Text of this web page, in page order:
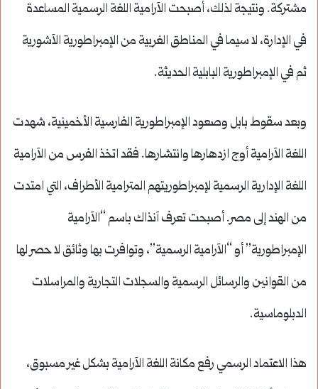
مشتركة. ونتيجة لذلك، أصبحت الآرامية اللغة الرسمية المساعدة
في الإدارة، لا سيما في المناطق الغربية من الإمبراطورية الآشورية
ثم في الإمبراطورية البابلية الحديثة.
وبعد سقوط بابل وصعود الإمبراطورية الفارسية الأخمينية، شهدت
اللغة الآرامية أوج ازدهارها وانتشارها. فقد اتخذ الفرس من الآرامية
اللغة الإدارية الرسمية لإمبراطوريتهم المترامية الأطراف، التي امتدت
من الهند إلى مصر. أصبحت تعرف آنذاك باسم “الآرامية
الإمبراطورية” أو “الآرامية الرسمية”، وتوافرت بها وثائق لا حصر لها
من القوانين والرسائل الرسمية والسجلات التجارية والمراسلات
الدبلوماسية.
هذا الاعتماد الرسمي رفع مكانة اللغة الآرامية بشكل غير مسبوق،